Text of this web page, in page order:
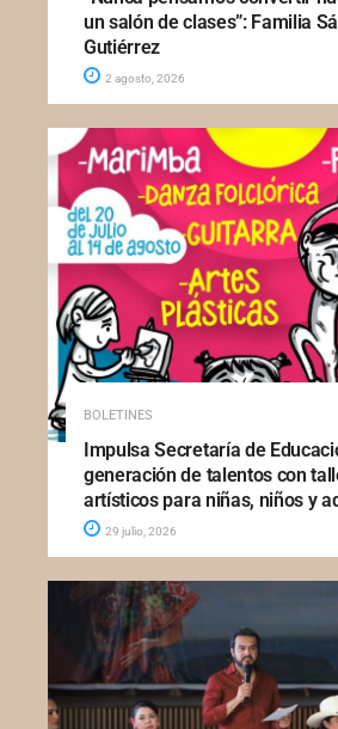
un salón de clases”: Familia
Gutiérrez
2 agosto, 2026
BOLETINES
Impulsa Secretaría de
generación de talentos con
artísticos para niñas, niños y
29 julio, 2026